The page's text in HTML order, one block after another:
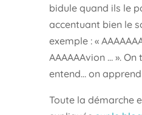
bidule quand ils le
accentuant bien le
exemple : «
AAAAAAvion … ».
entend… on apprend
Toute la démarche